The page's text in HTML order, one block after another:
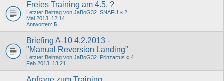
Freies Training am 4.5. ?
Letzter Beitrag von JaBoG32_SNAFU « 2.
Mai 2013, 12:14
Antworten: 5
Briefing A-10 4.2.2013 -
"Manual Reversion Landing"
Letzter Beitrag von JaBoG32_Prinzartus « 4.
Feb 2013, 13:21